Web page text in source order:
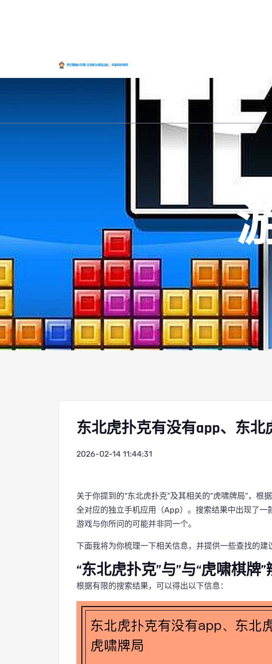
东北虎扑克有没有app、东北
2026-02-14 11:44:31
关于你提到的“东北虎扑克”及其相关的“虎啸牌局”，根
全对应的独立手机应用（App）。搜索结果中出现了一
游戏与你所问的可能并非同一个。
下面我将为你梳理一下相关信息，并提供一些查找的建
“东北虎扑克”与”与“虎啸棋牌
根据有限的搜索结果，可以得出以下信息：